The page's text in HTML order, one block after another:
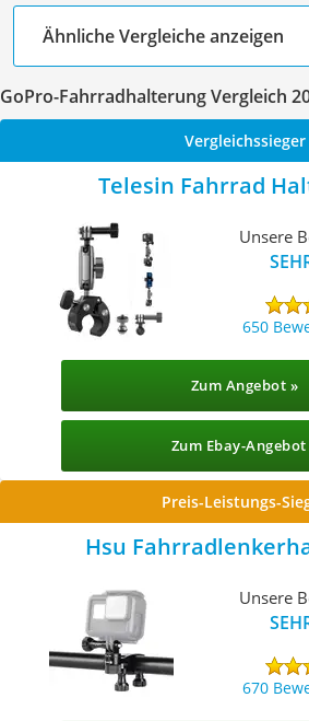
Ähnliche Vergleiche anzeigen
GoPro-Fahrradhalterung Vergleich
Vergleichssieger
Telesin Fahrrad
Unsere
650
Zum Angebot »
Zum Ebay-Angebot
Preis-Leistungs-
Hsu
Unsere
670